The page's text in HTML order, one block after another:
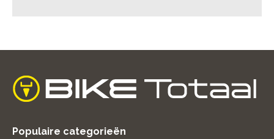
home
Populaire categorieën